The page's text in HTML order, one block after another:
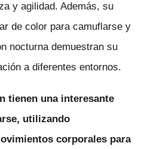
y agilidad. Además, su
de color para camuflarse y
nocturna demuestran su
a diferentes entornos.
tienen una interesante
utilizando
corporales para